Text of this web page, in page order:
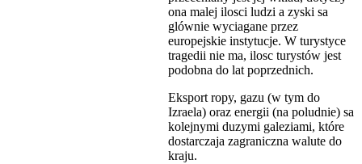
ona malej ilosci ludzi a zyski sa
glównie wyciagane przez
europejskie instytucje. W turystyce
tragedii nie ma, ilosc turystów jest
podobna do lat poprzednich.
Eksport ropy, gazu (w tym do
Izraela) oraz energii (na poludnie) sa
kolejnymi duzymi galeziami, które
dostarczaja zagraniczna walute do
kraju.